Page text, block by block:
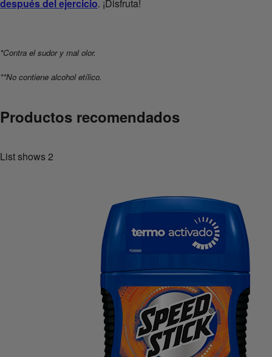
después del ejercicio. ¡Disfruta!
*Contra el sudor y mal olor.
**No contiene alcohol etílico.
Productos recomendados
List shows2